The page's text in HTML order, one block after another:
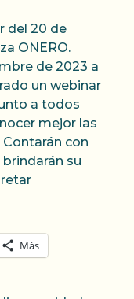
del 20 de
ONERO.
de 2023 a
un webinar
a todos
mejor las
con
su
Más